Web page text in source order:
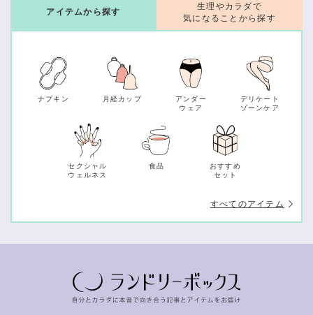
アイテムから探す
ナプキン 月経カップ
アンダー
ウェア
デリケート
ゾーンケア
セクシャル
ウェルネス
食品
おすすめ
セット
すべてのアイテム
生理やカラダで
気になることから探す